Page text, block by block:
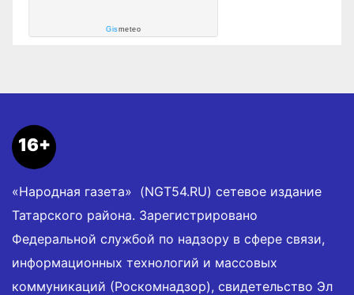
Gismeteo
16+
«Народная газета» (NGT54.RU) сетевое издание
Татарского района. Зарегистрировано
Федеральной службой по надзору в сфере связи,
информационных технологий и массовых
коммуникаций (Роскомнадзор), свидетельство Эл